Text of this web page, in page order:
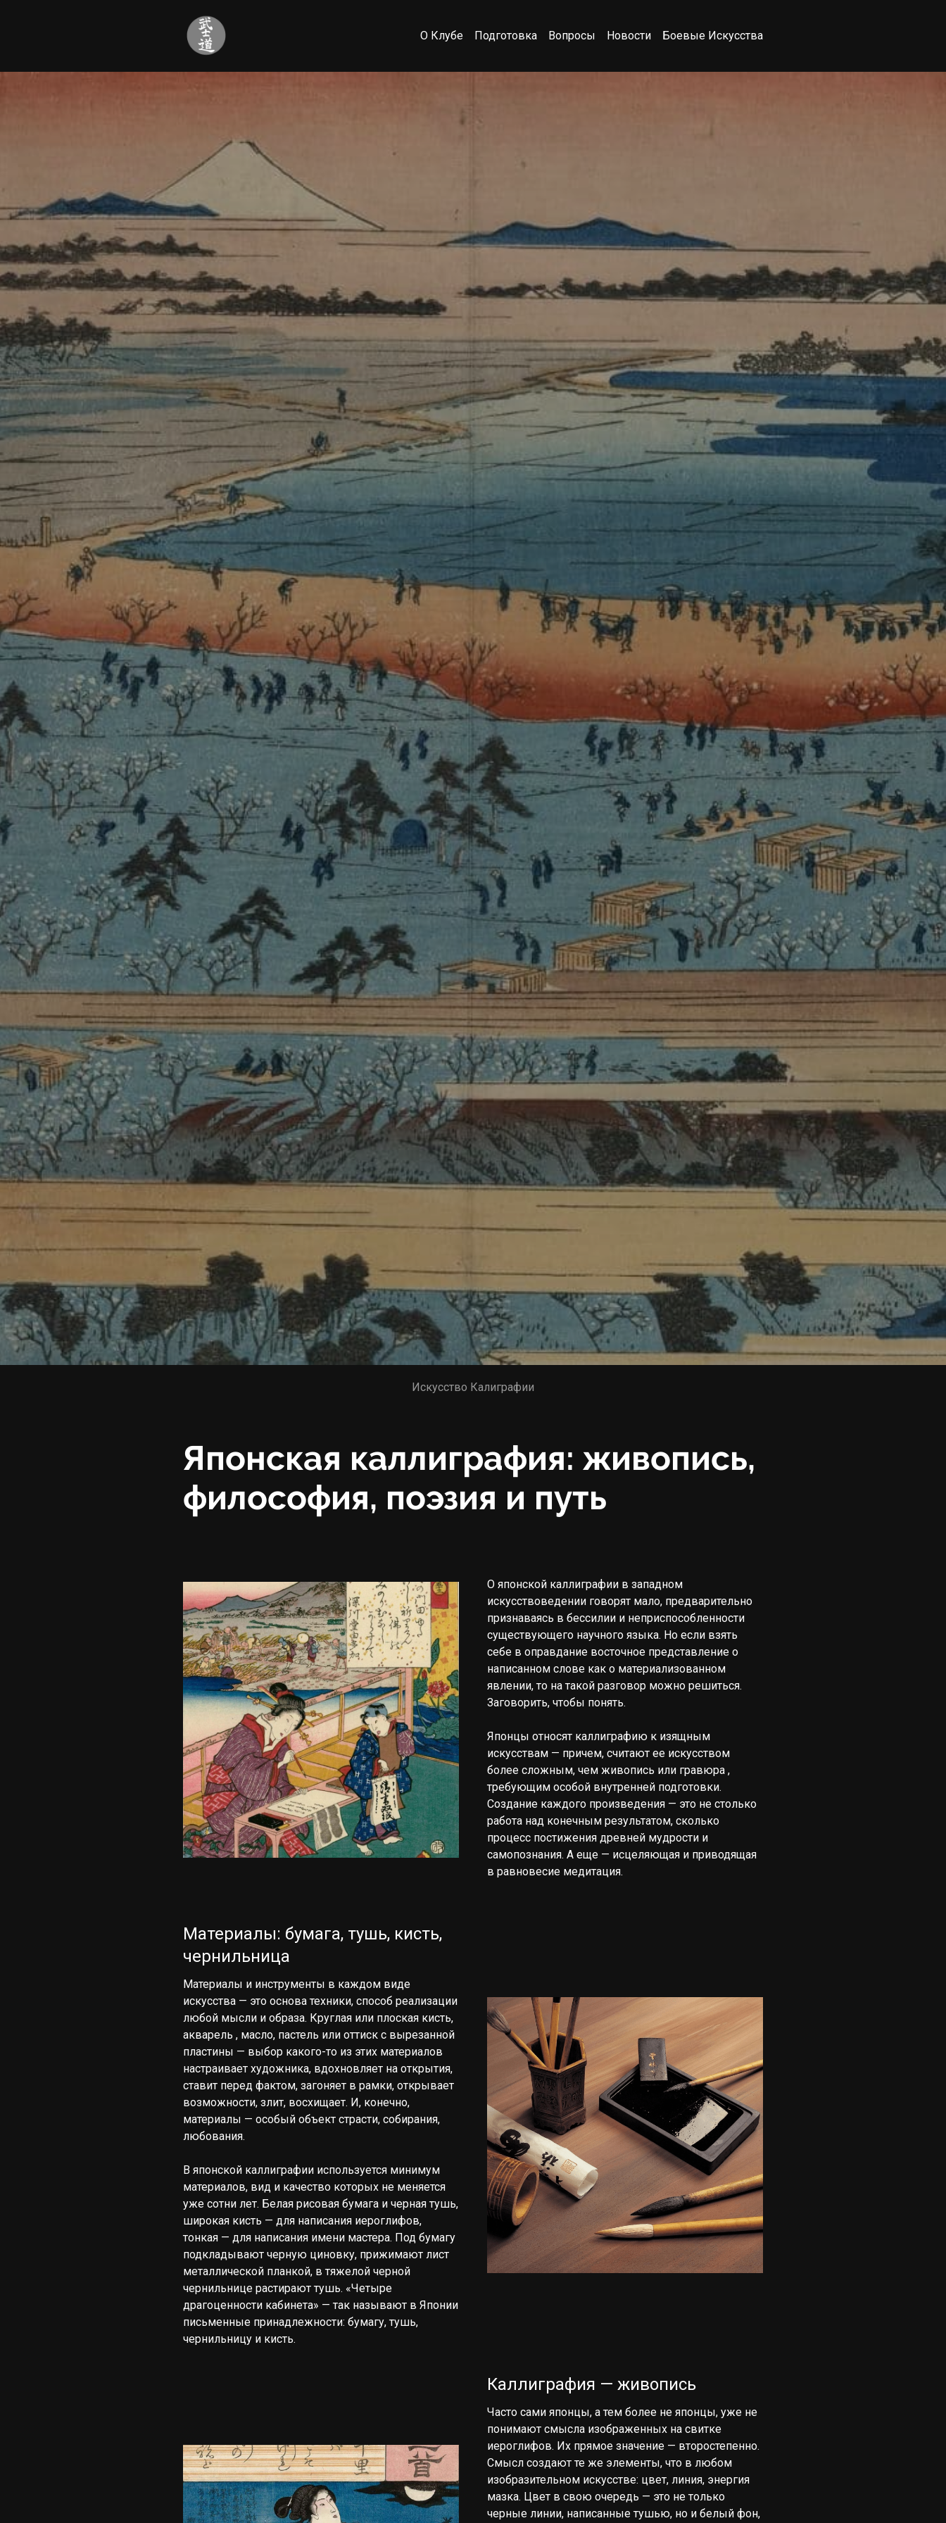
О Клубе Подготовка Вопросы Новости Боевые Искусства
Искусство Калиграфии
Японская каллиграфия: живопись,
философия, поэзия и путь
О японской каллиграфии в западном
искусствоведении говорят мало, предварительно
признаваясь в бессилии и неприспособленности
существующего научного языка. Но если взять
себе в оправдание восточное представление о
написанном слове как о материализованном
явлении, то на такой разговор можно решиться.
Заговорить, чтобы понять.
Японцы относят каллиграфию к изящным
искусствам — причем, считают ее искусством
более сложным, чем живопись или гравюра ,
требующим особой внутренней подготовки.
Создание каждого произведения — это не столько
работа над конечным результатом, сколько
процесс постижения древней мудрости и
самопознания. А еще — исцеляющая и приводящая
в равновесие медитация.
Материалы: бумага, тушь, кисть,
чернильница
Материалы и инструменты в каждом виде
искусства — это основа техники, способ реализации
любой мысли и образа. Круглая или плоская кисть,
акварель , масло, пастель или оттиск с вырезанной
пластины — выбор какого-то из этих материалов
настраивает художника, вдохновляет на открытия,
ставит перед фактом, загоняет в рамки, открывает
возможности, злит, восхищает. И, конечно,
материалы — особый объект страсти, собирания,
любования.
В японской каллиграфии используется минимум
материалов, вид и качество которых не меняется
уже сотни лет. Белая рисовая бумага и черная тушь,
широкая кисть — для написания иероглифов,
тонкая — для написания имени мастера. Под бумагу
подкладывают черную циновку, прижимают лист
металлической планкой, в тяжелой черной
чернильнице растирают тушь. «Четыре
драгоценности кабинета» — так называют в Японии
письменные принадлежности: бумагу, тушь,
чернильницу и кисть.
Каллиграфия — живопись
Часто сами японцы, а тем более не японцы, уже не
понимают смысла изображенных на свитке
иероглифов. Их прямое значение — второстепенно.
Смысл создают те же элементы, что в любом
изобразительном искусстве: цвет, линия, энергия
мазка. Цвет в свою очередь — это не только
черные линии, написанные тушью, но и белый фон,